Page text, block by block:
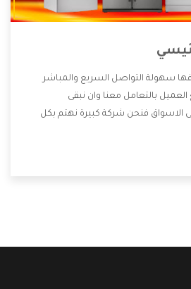
سهولة التواصل السريع والمباشر
بالتعامل معنا وان نبقى
الاسواق فنحن شركة كبيرة نهتم بكل
خدمة الصيانة التى تكون من أهم